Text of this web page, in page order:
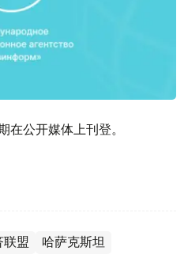
在公开媒体上刊登。
联盟 哈萨克斯坦